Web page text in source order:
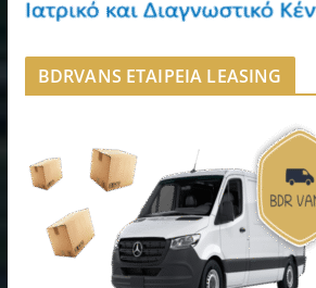
BDRVANS ΕΤΑΙΡΕΙΑ LEASING